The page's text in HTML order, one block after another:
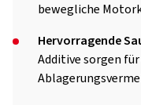
bewegliche
Hervorragende
Additive sorgen